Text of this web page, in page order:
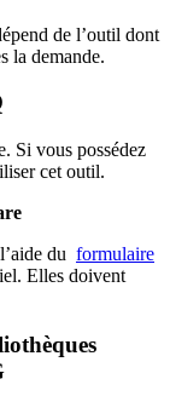
de l’outil dont
la demande.
Si vous possédez
cet outil.
du formulaire
Elles doivent